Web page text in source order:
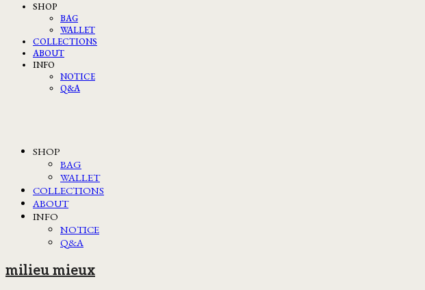
SHOP
BAG
WALLET
COLLECTIONS
ABOUT
INFO
NOTICE
Q&A
SHOP
BAG
WALLET
COLLECTIONS
ABOUT
INFO
NOTICE
Q&A
milieu mieux